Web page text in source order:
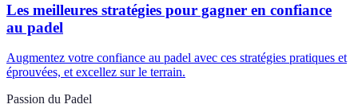
Les meilleures stratégies pour gagner en confiance
au padel
Augmentez votre confiance au padel avec ces stratégies pratiques et
éprouvées, et excellez sur le terrain.
Passion du Padel